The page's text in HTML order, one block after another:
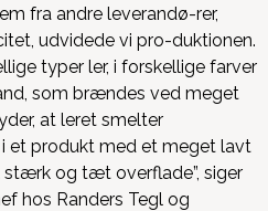
fra andre leverandø-rer,
udvidede vi pro-duktionen.
typer ler, i forskellige farver
som brændes ved meget
at leret smelter
et produkt med et meget lavt
og tæt overflade”, siger
hos Randers Tegl og